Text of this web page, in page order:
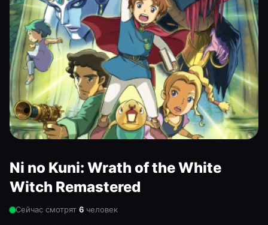
Ni no Kuni: Wrath of the White
Witch Remastered
Сейчас смотрят 6 человек